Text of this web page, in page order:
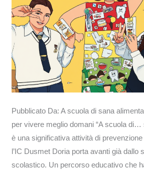
Pubblicato Da: A scuola di sana
per vivere meglio domani “A scuola di…
è una significativa attività di
l’IC Dusmet Doria porta avanti già dallo
scolastico. Un percorso educativo che
e
divulgazione